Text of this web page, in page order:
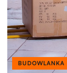
BUDOWLANKA